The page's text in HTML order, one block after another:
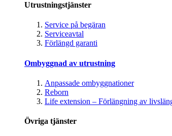
Utrustningstjänster
Service på begäran
Serviceavtal
Förlängd garanti
Ombyggnad av utrustning
Anpassade ombyggnationer
Reborn
Life extension – Förlängning av
Övriga tjänster